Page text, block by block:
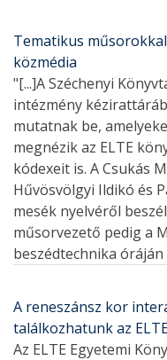
Tematikus
közmédia
"[...]A Széchenyi
intézmény
mutatnak be,
megnézik az ELTE
kódexeit is. A Csukás
Hűvösvölgyi Ildikó és
mesék nyelvéről
műsorvezető pedig a
beszédtechnika óráján
A reneszánsz kor
találkozhatunk az
Az ELTE Egyetemi